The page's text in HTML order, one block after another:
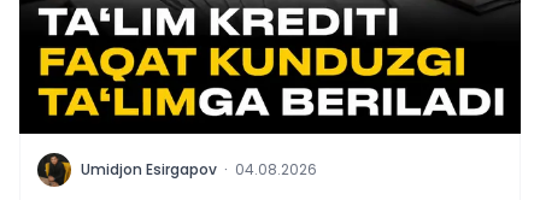
U Umidjon Esirgapov · 04.08.2026